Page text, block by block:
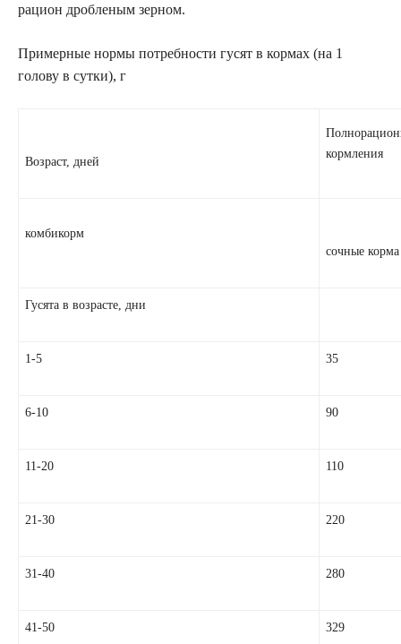
рацион дробленым зерном.
Примерные нормы потребности гусят в кормах (на 1
голову в сутки), г
Возраст, дней
кормления
комбикорм
сочные
Гусята в возрасте, дни
1-5 35
6-10 90
11-20 110
21-30 220
31-40 280
41-50 329